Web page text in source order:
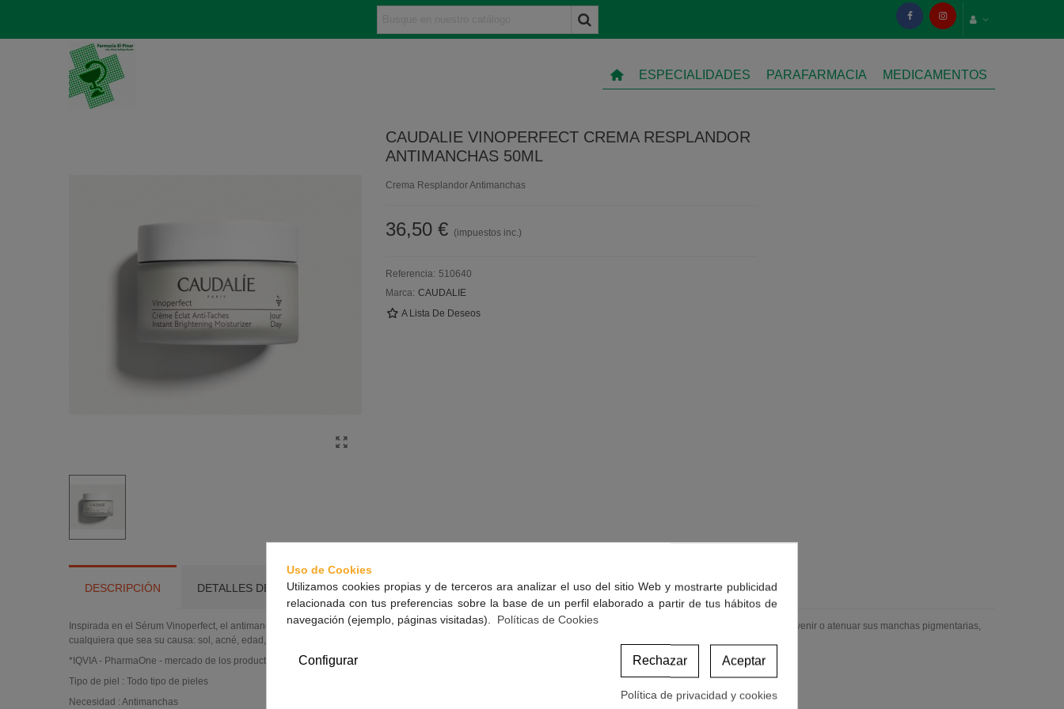
ESPECIALIDADES PARAFARMACIA MEDICAMENTOS
CAUDALIE VINOPERFECT CREMA RESPLANDOR
ANTIMANCHAS 50ML
Crema Resplandor Antimanchas
36,50 € (impuestos inc.)
Referencia: 510640
Marca: CAUDALIE
A Lista De Deseos
DESCRIPCIÓN DETALLES DEL PRODUCTO
Inspirada en el Sérum Vinoperfect, el antimanchas N°1 en Francia*, la Crema Resplandor Antimanchas Vinoperfect está pensada para todas las mujeres que desean prevenir o atenuar sus manchas pigmentarias,
cualquiera que sea su causa: sol, acné, edad, embarazo.
*IQVIA - PharmaOne - mercado de los productos despigmentantes (clase 82B4) en farmacias y parafarmacias en España - TAM octubre 2020 - en valor.
Tipo de piel : Todo tipo de pieles
Necesidad : Antimanchas
Uso de Cookies
Utilizamos cookies propias y de terceros ara analizar el uso del sitio Web y mostrarte publicidad
relacionada con tus preferencias sobre la base de un perfil elaborado a partir de tus hábitos de
navegación (ejemplo, páginas visitadas). Políticas de Cookies
Aceptar
Rechazar
Configurar
Política de privacidad y cookies